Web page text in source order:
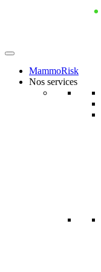
MammoRisk
Nos services